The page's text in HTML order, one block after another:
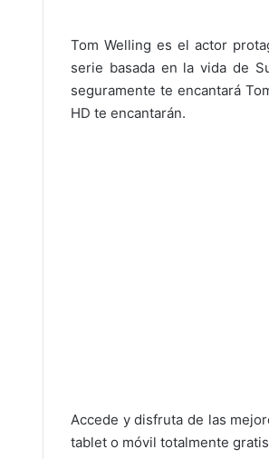
Tom Welling es el actor
serie basada en la vida de
seguramente te encantará
HD te encantarán.
Accede y disfruta de las
tablet o móvil totalmente